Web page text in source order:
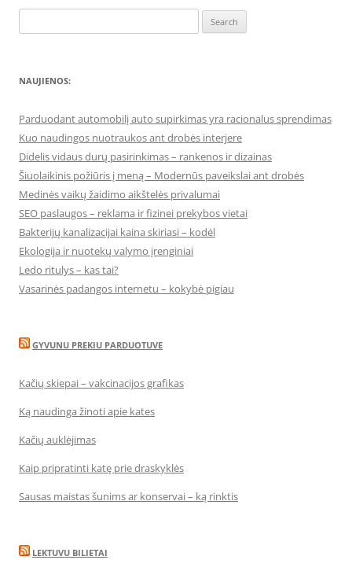
for:
NAUJIENOS:
Parduodant automobilį auto supirkimas yra racionalus sprendimas
Kuo naudingos nuotraukos ant drobės interjere
Didelis vidaus durų pasirinkimas – rankenos ir dizainas
Šiuolaikinis požiūris į meną – Modernūs paveikslai ant drobės
Medinės vaikų žaidimo aikštelės privalumai
SEO paslaugos – reklama ir fizinei prekybos vietai
Bakterijų kanalizacijai kaina skiriasi – kodėl
Ekologija ir nuotekų valymo įrenginiai
Ledo ritulys – kas tai?
Vasarinės padangos internetu – kokybė pigiau
GYVUNU PREKIU PARDUOTUVE
Kačių skiepai – vakcinacijos grafikas
Ką naudinga žinoti apie kates
Kačių auklėjimas
Kaip pripratinti katę prie draskyklės
Sausas maistas šunims ar konservai – ką rinktis
LEKTUVU BILIETAI